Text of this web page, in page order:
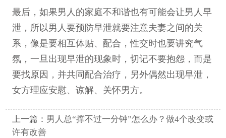
最后，如果男人的家庭不和谐也有可能会让男人早
泄，所以男人要预防早泄就要注意夫妻之间的关
系，像是要相互体贴、配合，性交时也要讲究气
氛，一旦出现早泄的现象时，切记不要抱怨，而是
要找原因，并共同配合治疗，另外偶然出现早泄，
女方理应安慰、谅解、关怀男方。
上一篇： 男人总“撑不过一分钟”怎么办？做4个改变或
许有改善